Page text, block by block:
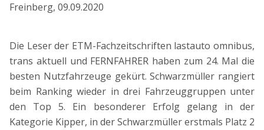
Freinberg, 09.09.2020
Die Leser der ETM-Fachzeitschriften lastauto omnibus,
trans aktuell und FERNFAHRER haben zum 24. Mal die
besten Nutzfahrzeuge gekürt. Schwarzmüller rangiert
beim Ranking wieder in drei Fahrzeuggruppen unter
den Top 5. Ein besonderer Erfolg gelang in der
Kategorie Kipper, in der Schwarzmüller erstmals Platz 2